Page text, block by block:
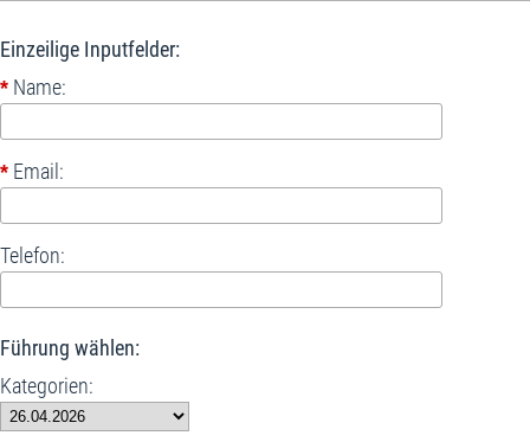
Einzeilige Inputfelder:
* Name:
* Email:
Telefon:
Führung wählen:
Kategorien: